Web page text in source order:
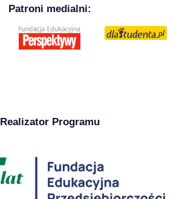
Patroni medialni:
Realizator Programu